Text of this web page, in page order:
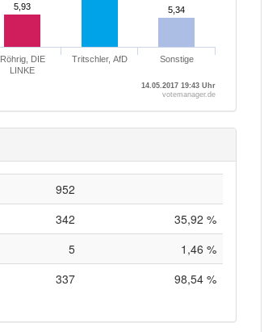
14.05.2017 19:43 Uhr
5,93
5,93 5,34
5,34
Röhrig, DIE
LINKE
Tritschler, AfD Sonstige
votemanager.de
952
342
35,92 %
5
1,46 %
337 98,54 %